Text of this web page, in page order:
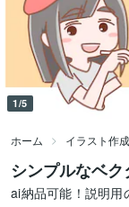
1/5
ホーム イラスト作
シンプルなベ
ai納品可能！説明用